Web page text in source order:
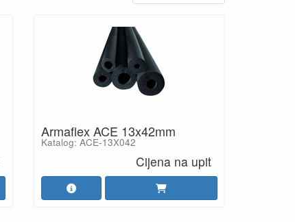
Armaflex ACE 13x42mm
Katalog: ACE-13X042
Cijena na upit